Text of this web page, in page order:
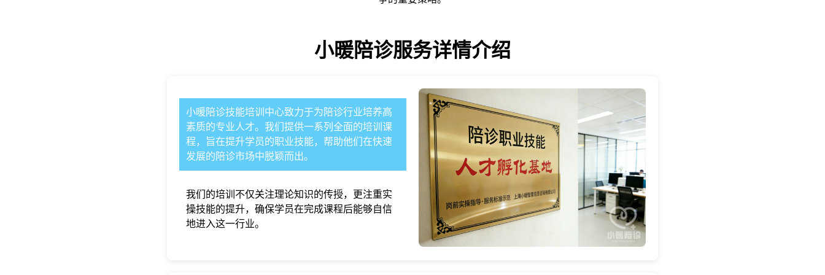
小暖陪诊服务详情介绍
小暖陪诊技能培训中心致力于为陪诊行业培养高
素质的专业人才。我们提供一系列全面的培训课
程，旨在提升学员的职业技能，帮助他们在快速
发展的陪诊市场中脱颖而出。
我们的培训不仅关注理论知识的传授，更注重实
操技能的提升，确保学员在完成课程后能够自信
地进入这一行业。